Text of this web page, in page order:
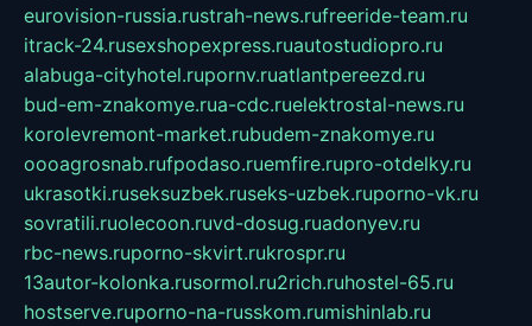
eurovision-russia.rustrah-news.rufreeride-team.ru
itrack-24.rusexshopexpress.ruautostudiopro.ru
alabuga-cityhotel.rupornv.ruatlantpereezd.ru
bud-em-znakomye.rua-cdc.ruelektrostal-news.ru
korolevremont-market.rubudem-znakomye.ru
oooagrosnab.rufpodaso.ruemfire.rupro-otdelky.ru
ukrasotki.ruseksuzbek.ruseks-uzbek.ruporno-vk.ru
sovratili.ruolecoon.ruvd-dosug.ruadonyev.ru
rbc-news.ruporno-skvirt.rukrospr.ru
13autor-kolonka.rusormol.ru2rich.ruhostel-65.ru
hostserve.ruporno-na-russkom.rumishinlab.ru